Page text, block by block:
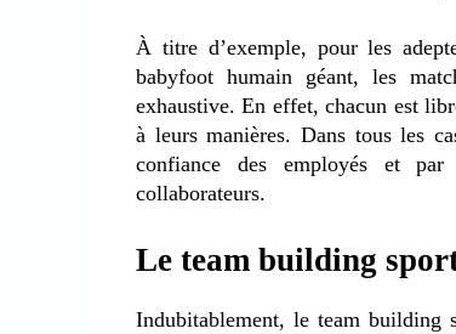
À titre d’exemple, pour les
babyfoot humain géant, les
exhaustive. En effet, chacun est
à leurs manières. Dans tous les
confiance des employés et
collaborateurs.
Le team building
Indubitablement, le team building